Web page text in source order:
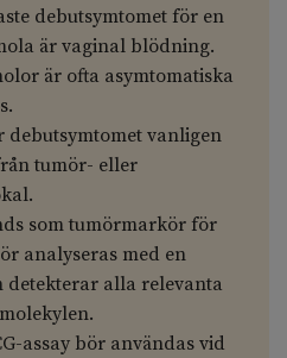
debutsymtomet för en
är vaginal blödning.
är ofta asymtomatiska
debutsymtomet vanligen
tumör- eller
som tumörmarkör för
analyseras med en
detekterar alla relevanta
assay bör användas vid